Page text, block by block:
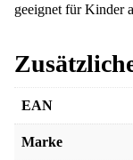
geeignet für Kinder
EAN
Marke